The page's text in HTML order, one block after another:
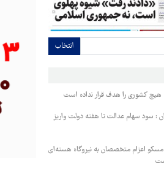
انتخاب
هیچ کشوری را هدف قرار نداده است
: سود سهام عدالت تا هفته دولت واریز
اعزام متخصصان به نیروگاه هسته‌ای